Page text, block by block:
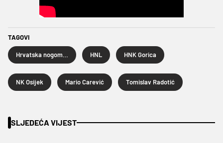
TAGOVI
HNL HNK Gorica
NK Osijek Mario Carević Tomislav Radotić
SLJEDEĆA VIJEST